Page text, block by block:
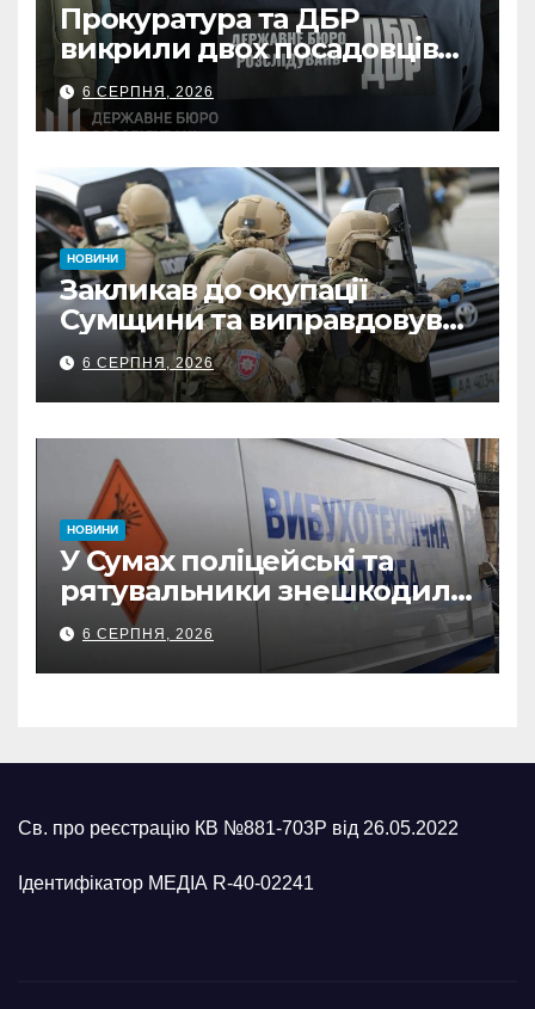
Прокуратура та ДБР
викрили двох посадовців
ДПС Сумщини на вимаганні
неправомірної вигоди у
ФОПа
6 СЕРПНЯ, 2026
НОВИНИ
Закликав до окупації
Сумщини та виправдовував
обстріли: СБУ викрила
прокремлівського агітатора
з Охтирки
6 СЕРПНЯ, 2026
НОВИНИ
У Сумах поліцейські та
рятувальники знешкодили
500-кілограмову авіабомбу
росіян
6 СЕРПНЯ, 2026
Св. про реєстрацію КВ №881-703Р від 26.05.2022
Ідентифікатор МЕДІА R-40-02241